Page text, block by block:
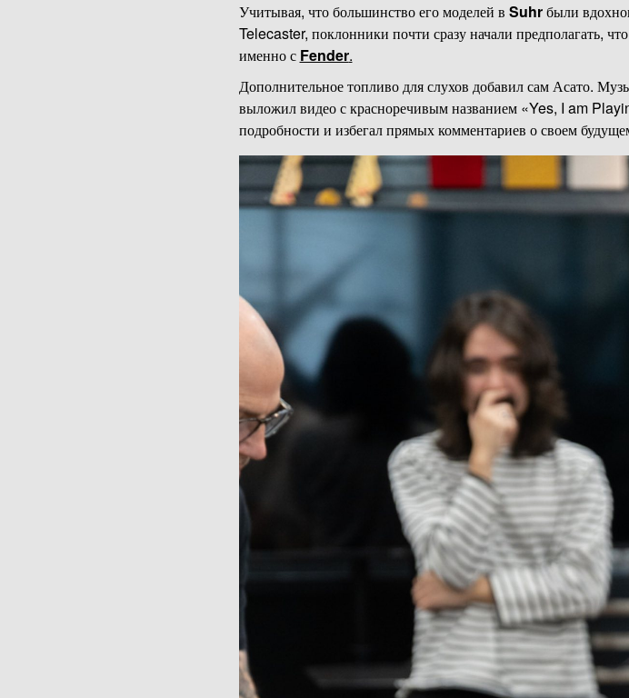
Учитывая, что большинство его моделей в Suhrбыли
Telecaster, поклонники почти сразу начали предполагать,
именно с Fender.
Дополнительное топливо для слухов добавил сам Асато.
выложил видео с красноречивым названием «Yes, I am
подробности и избегал прямых комментариев о своем